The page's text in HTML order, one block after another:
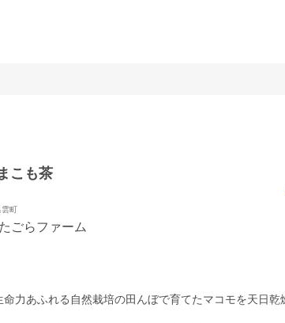
こも茶
雲町
ごらファーム
力あふれる自然栽培の田んぼで育てたマコモを天日乾